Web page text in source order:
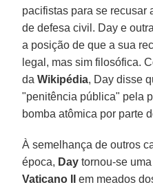
pacifistas para se recusar
de defesa civil. Day e
a posição de que a sua
legal, mas sim filosófica.
daWikipédia, Day disse
"penitência pública" pela
bomba atômica por parte
À semelhança de outros
época, Day tornou-se
Vaticano II
em meados